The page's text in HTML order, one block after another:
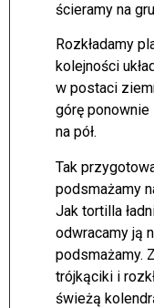
ścieramy na
Rozkładamy
kolejności
w postaci
górę
na pół.
Tak
podsmażamy
Jak tortilla
odwracamy ją
podsmażamy.
trójkąciki i
świeżą